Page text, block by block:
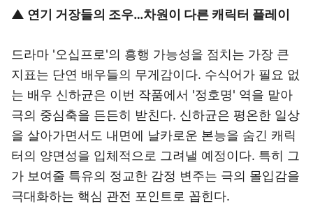
▲ 연기 거장들의 조우…차원이 다른 캐릭터 플레이
드라마 '오십프로'의 흥행 가능성을 점치는 가장 큰
지표는 단연 배우들의 무게감이다. 수식어가 필요 없
는 배우 신하균은 이번 작품에서 '정호명' 역을 맡아
극의 중심축을 든든히 받친다. 신하균은 평온한 일상
을 살아가면서도 내면에 날카로운 본능을 숨긴 캐릭
터의 양면성을 입체적으로 그려낼 예정이다. 특히 그
가 보여줄 특유의 정교한 감정 변주는 극의 몰입감을
극대화하는 핵심 관전 포인트로 꼽힌다.